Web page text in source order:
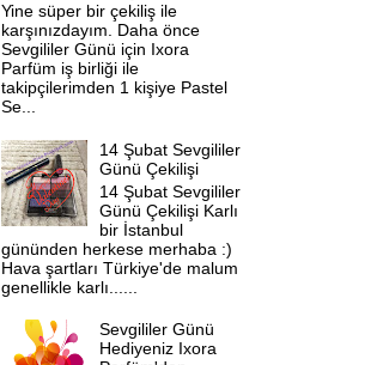
Yine süper bir çekiliş ile
karşınızdayım. Daha önce
Sevgililer Günü için Ixora
Parfüm iş birliği ile
takipçilerimden 1 kişiye Pastel
Se...
14 Şubat Sevgililer
Günü Çekilişi
14 Şubat Sevgililer
Günü Çekilişi Karlı
bir İstanbul
gününden herkese merhaba :)
Hava şartları Türkiye'de malum
genellikle karlı......
Sevgililer Günü
Hediyeniz Ixora